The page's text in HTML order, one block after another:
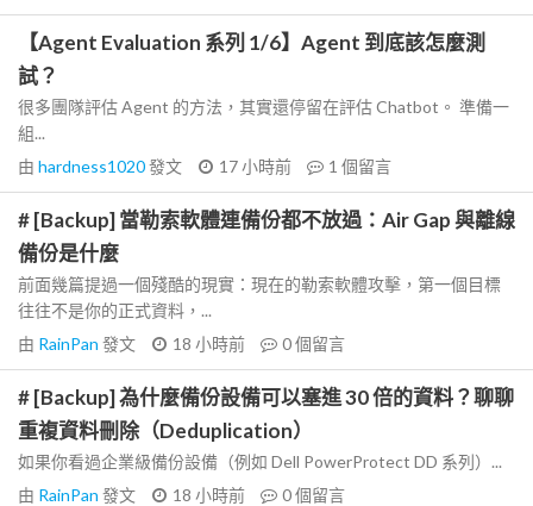
【Agent Evaluation 系列 1/6】Agent 到底該怎麼測
試？
很多團隊評估 Agent 的方法，其實還停留在評估 Chatbot。 準備一
組...
由 hardness1020發文 17 小時前 1 個留言
# [Backup] 當勒索軟體連備份都不放過：Air Gap 與離線
備份是什麼
前面幾篇提過一個殘酷的現實：現在的勒索軟體攻擊，第一個目標
往往不是你的正式資料，...
由 RainPan 發文 18 小時前 0個留言
# [Backup] 為什麼備份設備可以塞進 30 倍的資料？聊聊
重複資料刪除（Deduplication）
如果你看過企業級備份設備（例如 Dell PowerProtect DD 系列）...
由 RainPan 發文 18 小時前 0個留言